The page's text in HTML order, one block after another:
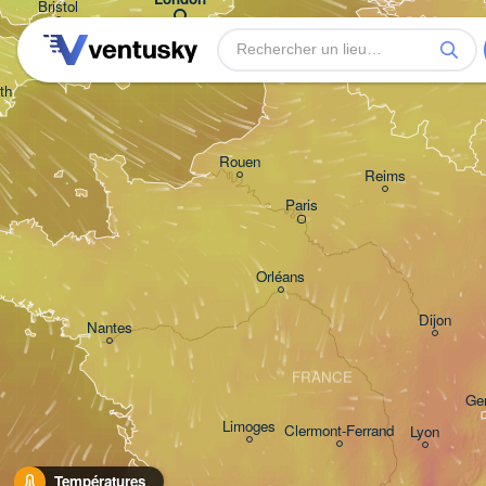
Températures
Bristol
Nantes
- Brussel
Reims
Rouen
Paris
Lyon
Orléans
Dijon
Clermont-Ferrand
Limoges
FRANCE